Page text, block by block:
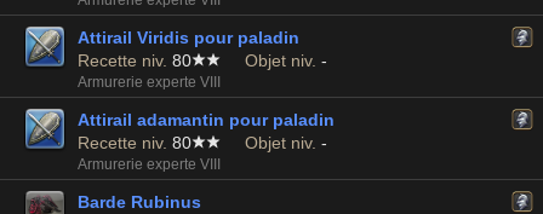
Attirail Viridis pour paladin
Recette niv. 80 Objet niv. -
Armurerie experte VIII
Attirail adamantin pour paladin
Recette niv. 80 Objet niv. -
Armurerie experte VIII
Barde Rubinus